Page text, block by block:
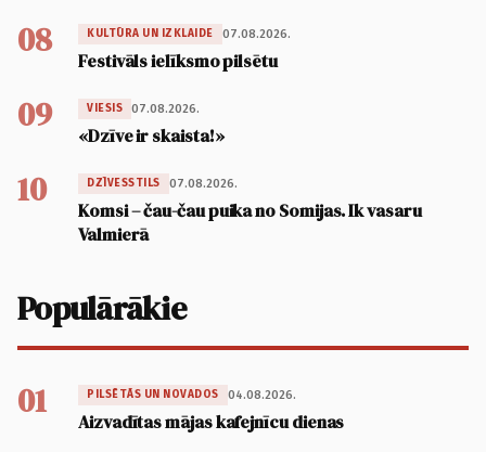
08 KULTŪRA UN IZKLAIDE 07.08.2026.
Festivāls ielīksmo pilsētu
09 VIESIS 07.08.2026.
«Dzīve ir skaista!»
10 DZĪVESSTILS 07.08.2026.
Komsi – čau-čau puika no Somijas. Ik vasaru
Valmierā
Populārākie
01 PILSĒTĀS UN NOVADOS 04.08.2026.
Aizvadītas mājas kafejnīcu dienas